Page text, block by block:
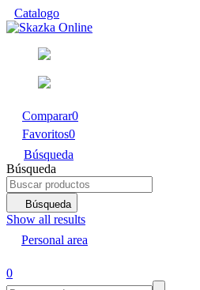
Catalogo
Comparar0
Favoritos0
Búsqueda
Búsqueda
Búsqueda
Show all results
Personal area
0